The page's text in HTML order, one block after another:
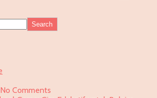
Search
No Comments